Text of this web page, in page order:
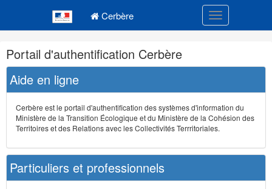
Cerbère Toggle
Navigation
et
outils
annexes
Portail d'authentification Cerbère
Aide en ligne
Cerbère est le portail d'authentification des systèmes d'information du
Ministère de la Transition Écologique et du Ministère de la Cohésion des
Territoires et des Relations avec les Collectivités Terrritoriales.
Particuliers et professionnels